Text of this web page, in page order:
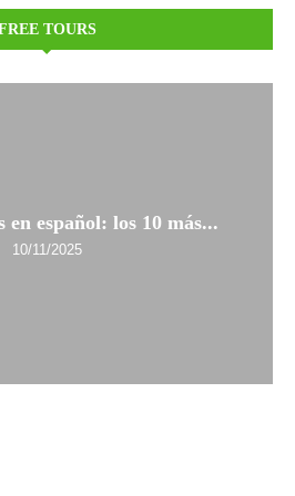
TOURS
español: los 10 más...
10/11/2025